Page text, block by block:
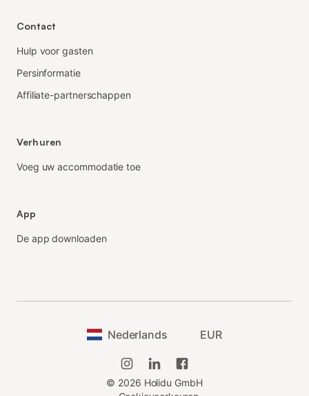
Contact
Hulp voor gasten
Persinformatie
Affiliate-partnerschappen
Verhuren
Voeg uw accommodatie toe
App
De app downloaden
Nederlands EUR
© 2026 Holidu GmbH